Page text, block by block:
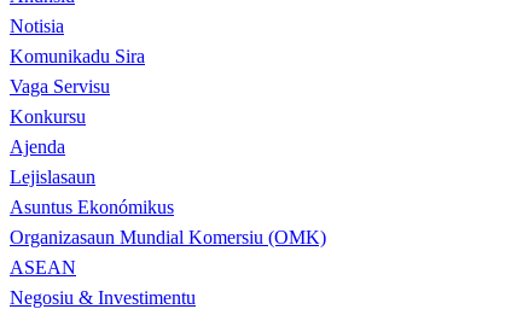
Notisia
Komunikadu Sira
Vaga Servisu
Konkursu
Ajenda
Lejislasaun
Asuntus Ekonómikus
Organizasaun Mundial Komersiu (OMK)
ASEAN
Negosiu & Investimentu